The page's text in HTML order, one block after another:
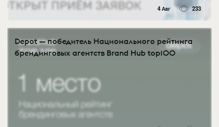
4 Авг 233
Depot — победитель Национального рейтинга
брендинговых агентств Brand Hub top100